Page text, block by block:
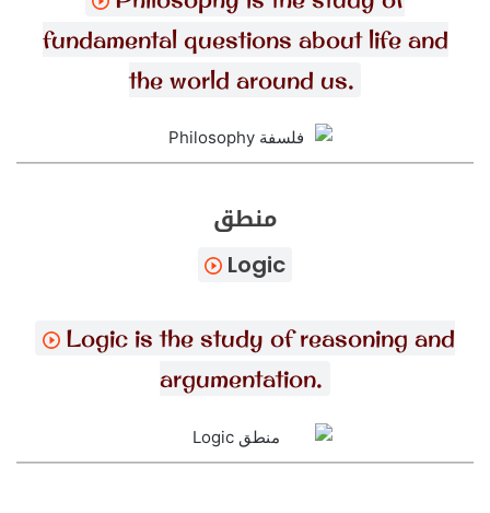
fundamental questions about life and
the world around us.
منطق
Logic
Logic is the study of reasoning and
argumentation.